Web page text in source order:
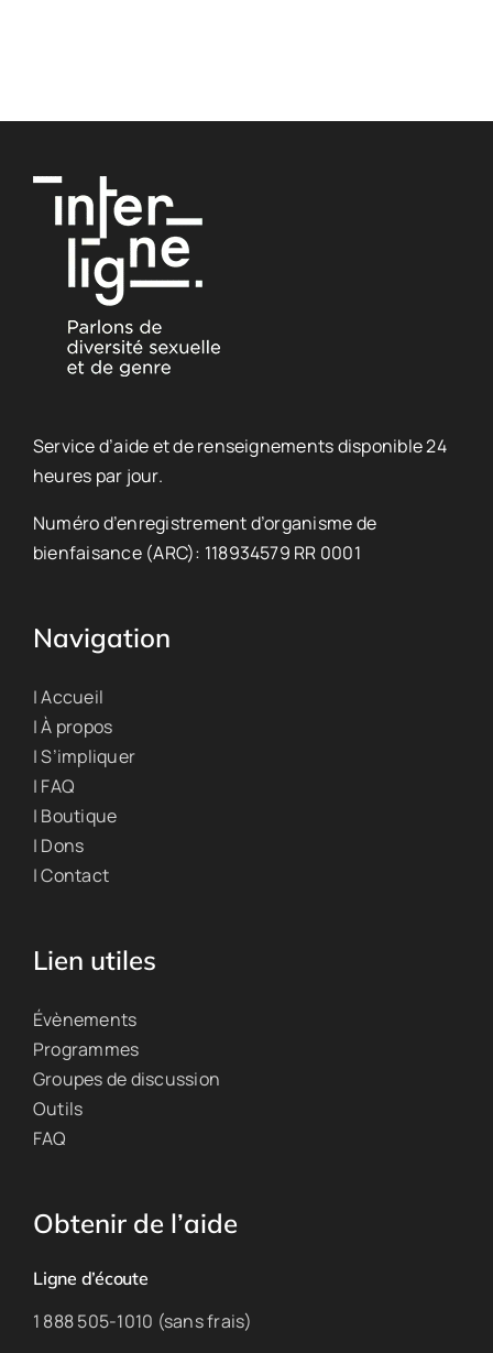
Service d’aide et de renseignements disponible 24
heures par jour.
Numéro d’enregistrement d’organisme de
bienfaisance (ARC): 118934579 RR 0001
Navigation
| Accueil
| À propos
| S’impliquer
| FAQ
| Boutique
| Dons
| Contact
Lien utiles
Évènements
Programmes
Groupes de discussion
Outils
FAQ
Obtenir de l’aide
Ligne d’écoute
1 888 505-1010 (sans frais)